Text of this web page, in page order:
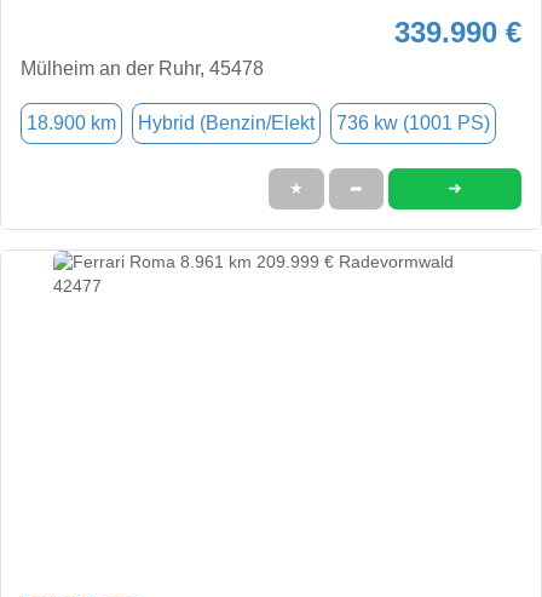
339.990 €
Mülheim an der Ruhr, 45478
18.900 km Hybrid (Benzin/Elekt 736 kw (1001 PS)
★ ➦ ➜